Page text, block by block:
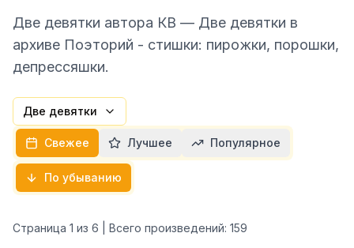
Две девятки автора КВ — Две девятки в
архиве Поэторий - стишки: пирожки, порошки,
депрессяшки.
Две девятки
Свежее Лучшее Популярное
По убыванию
Страница 1 из 6 | Всего произведений: 159